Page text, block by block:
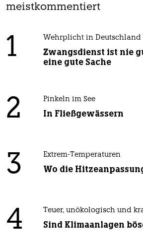
meistkommentiert
1 Wehrplicht in Deutschland
Zwangsdienst ist nie
eine gute Sache
2 Pinkeln im See
In Fließgewässern
3 Extrem-Temperaturen
Wo die
4 Teuer, unökologisch und
Sind Klimaanlagen